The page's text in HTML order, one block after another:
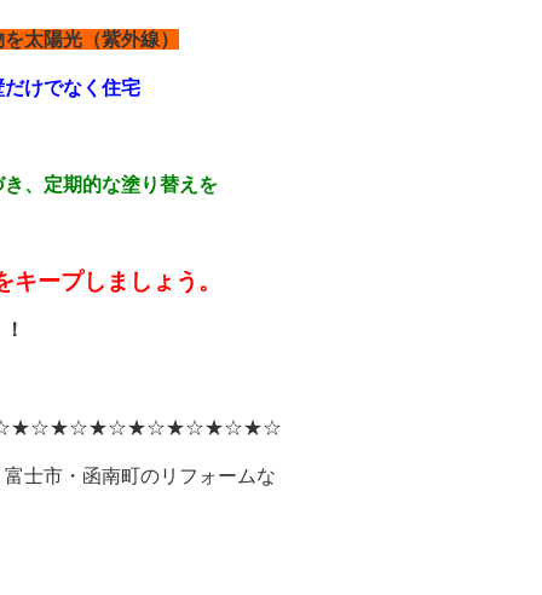
太陽光（紫外線）
けでなく住宅
、定期的な塗り替えを
ープしましょう。
士市・函南町のリフォームな